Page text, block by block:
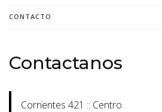
CONTACTO
Contactanos
Corrientes 421 :: Centro